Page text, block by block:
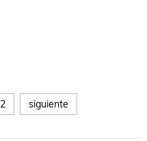
2 siguiente